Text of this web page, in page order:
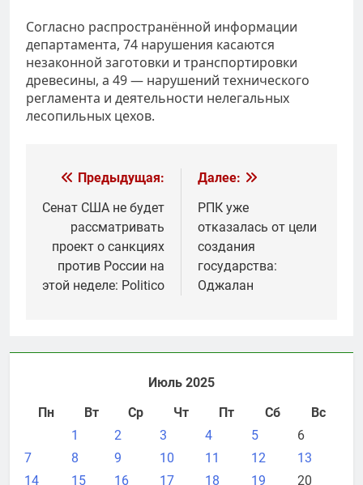
Согласно распространённой информации
департамента, 74 нарушения касаются
незаконной заготовки и транспортировки
древесины, а 49 — нарушений технического
регламента и деятельности нелегальных
лесопильных цехов.
Навигация
по
записям
Предыдущая:
Сенат США не будет
рассматривать
проект о санкциях
против России на
этой неделе: Politico
Далее:
РПК уже
отказалась от цели
создания
государства:
Оджалан
Июль 2025
Пн
Вт Ср Чт Пт Сб
Вс
1
2 3 4 5
6
7
8 9 10 11 12
13
14
15 16 17 18 19 20